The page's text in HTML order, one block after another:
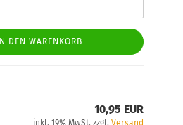
IN DEN WARENKORB
10,95 EUR
inkl. 19% MwSt. zzgl. Versand